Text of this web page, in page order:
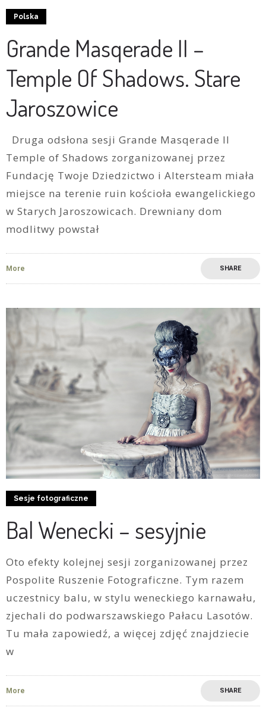
Polska
Grande Masqerade II –
Temple Of Shadows. Stare
Jaroszowice
Druga odsłona sesji Grande Masqerade II
Temple of Shadows zorganizowanej przez
Fundację Twoje Dziedzictwo i Altersteam miała
miejsce na terenie ruin kościoła ewangelickiego
w Starych Jaroszowicach. Drewniany dom
modlitwy powstał
More SHARE
Sesje fotograficzne
Bal Wenecki – sesyjnie
Oto efekty kolejnej sesji zorganizowanej przez
Pospolite Ruszenie Fotograficzne. Tym razem
uczestnicy balu, w stylu weneckiego karnawału,
zjechali do podwarszawskiego Pałacu Lasotów.
Tu mała zapowiedź, a więcej zdjęć znajdziecie
w
More SHARE